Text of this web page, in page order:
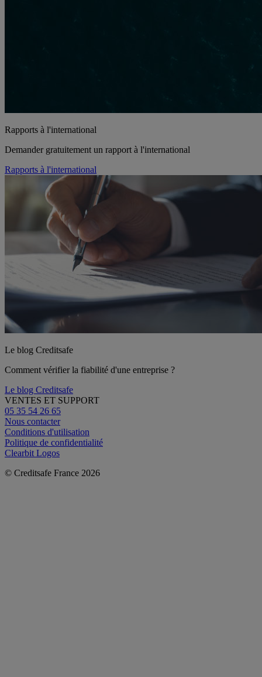
Rapports à l'international
Demander gratuitement un rapport à l'international
Rapports à l'international
Le blog Creditsafe
Comment vérifier la fiabilité d'une entreprise ?
Le blog Creditsafe
VENTES ET SUPPORT
05 35 54 26 65
Nous contacter
Conditions d'utilisation
Politique de confidentialité
Clearbit Logos
© Creditsafe France 2026